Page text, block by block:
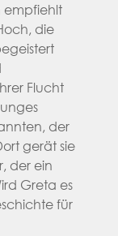
empfiehlt
die
Flucht
der
gerät sie
der ein
Greta es
für